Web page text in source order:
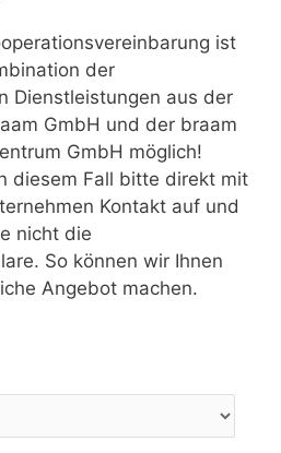
ist
der
Dienstleistungen aus der
GmbH und der braam
GmbH möglich!
diesem Fall bitte direkt mit
Kontakt auf und
nicht die
So können wir Ihnen
Angebot machen.